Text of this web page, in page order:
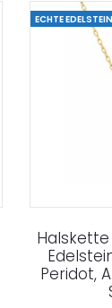
ECHTE
Peridot,